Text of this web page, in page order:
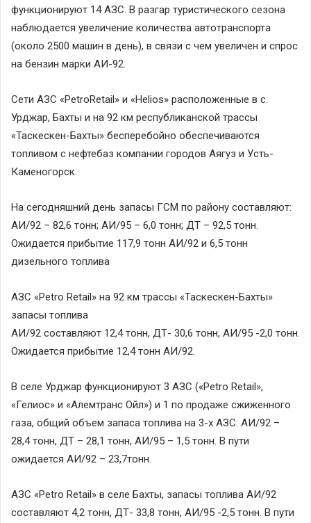
функционируют 14 АЗС. В разгар туристического сезона
наблюдается увеличение количества автотранспорта
(около 2500 машин в день), в связи с чем увеличен и спрос
на бензин марки АИ-92.
Сети АЗС «PetroRetail» и «Helios» расположенные в с.
Урджар, Бахты и на 92 км республиканской трассы
«Таскескен-Бахты» бесперебойно обеспечиваются
топливом с нефтебаз компании городов Аягуз и Усть-
Каменогорск.
На сегодняшний день запасы ГСМ по району составляют:
АИ/92 – 82,6 тонн; АИ/95 – 6,0 тонн; ДТ – 92,5 тонн.
Ожидается прибытие 117,9 тонн АИ/92 и 6,5 тонн
дизельного топлива
АЗС «Petro Retail» на 92 км трассы «Таскескен-Бахты»
запасы топлива
АИ/92 составляют 12,4 тонн, ДТ- 30,6 тонн, АИ/95 -2,0 тонн.
Ожидается прибытие 12,4 тонн АИ/92.
В селе Урджар функционируют 3 АЗС («Petro Retail»,
«Гелиос» и «Алемтранс Ойл») и 1 по продаже сжиженного
газа, общий объем запаса топлива на 3-х АЗС: АИ/92 –
28,4 тонн, ДТ – 28,1 тонн, АИ/95 – 1,5 тонн. В пути
ожидается АИ/92 – 23,7тонн.
АЗС «Petro Retail» в селе Бахты, запасы топлива АИ/92
составляют 4,2 тонн, ДТ- 33,8 тонн, АИ/95 -2,5 тонн. В пути